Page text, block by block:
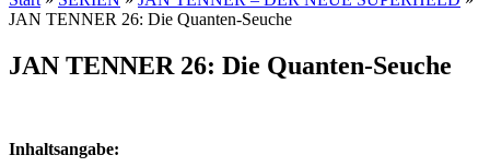
JAN TENNER 26: Die Quanten-Seuche
JAN TENNER 26: Die Quanten-Seuche
Inhaltsangabe: